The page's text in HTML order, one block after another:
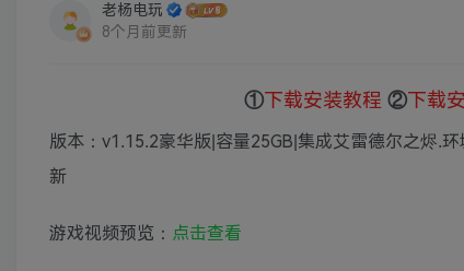
老杨电玩
8个月前更新
①下载安装教程 ②下载
版本：v1.15.2豪华版|容量25GB|集成艾雷德尔之烬.
新
游戏视频预览： 点击查看